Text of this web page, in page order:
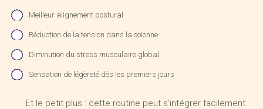
Meilleur alignement postural
Réduction de la tension dans la colonne
Diminution du stress musculaire global
Sensation de légèreté dès les premiers jours
Et le petit plus : cette routine peut s’intégrer facilement